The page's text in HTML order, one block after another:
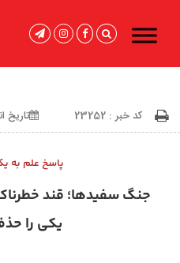
کد خبر : 23252 تاریخ انتشار :
پاسخ علم به
جنگ سفیدها؛ قند
یکی را